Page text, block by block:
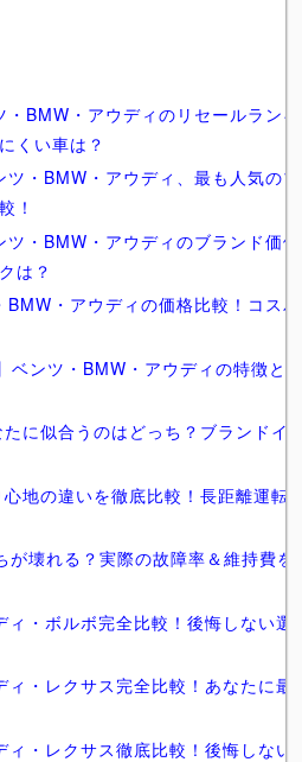
BMW・アウディのリセールランキ
くい車は？
・BMW・アウディ、最も人気のブ
！
・BMW・アウディのブランド価値
は？
・アウディの価格比較！コスパ
ベンツ・BMW・アウディの特徴と
に似合うのはどっち？ブランドイ
地の違いを徹底比較！長距離運転
壊れる？実際の故障率＆維持費を
ィ・ボルボ完全比較！後悔しない選
ィ・レクサス完全比較！あなたに最
ィ・レクサス徹底比較！後悔しない